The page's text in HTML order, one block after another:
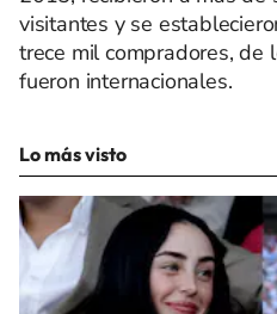
visitantes y se
trece mil compradores, de
fueron internacionales.
Lo más visto